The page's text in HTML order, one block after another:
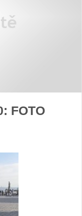
FOTO